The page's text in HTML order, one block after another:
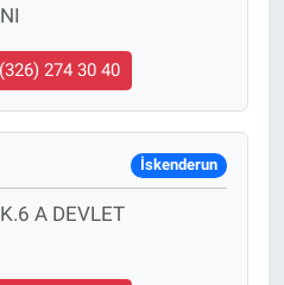
274 30 40
İskenderun
A DEVLET